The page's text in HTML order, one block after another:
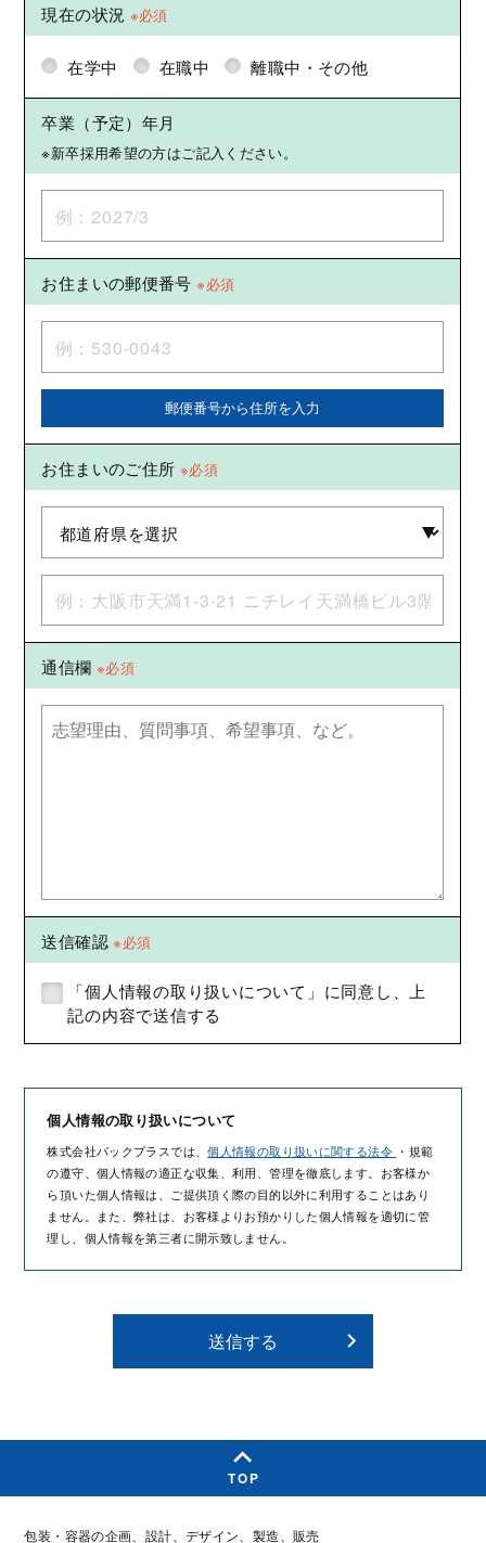
現在の状況 ※必須
在学中 在職中 離職中・その他
卒業（予定）年月
※新卒採用希望の方はご記入ください。
お住まいの郵便番号※必須
郵便番号から住所を入力
お住まいのご住所 ※必須
通信欄 ※必須
送信確認※必須
「個人情報の取り扱いについて」に同意し、上
記の内容で送信する
個人情報の取り扱いについて
株式会社パックプラスでは、個人情報の取り扱いに関する法令 ・規範
の遵守、個人情報の適正な収集、利用、管理を徹底します。お客様か
ら頂いた個人情報は、ご提供頂く際の目的以外に利用することはあり
ません。また、弊社は、お客様よりお預かりした個人情報を適切に管
理し、個人情報を第三者に開示致しません。
送信する
TOP
包装・容器の企画、設計、デザイン、製造、販売